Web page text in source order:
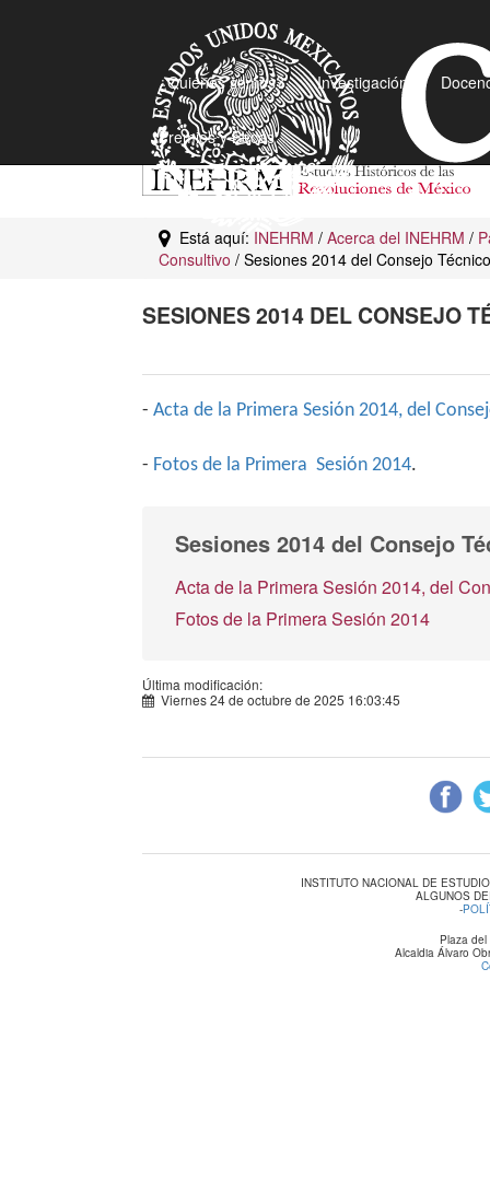
¿Quiénes somos? Investigación
Premios y Becas
Está aquí: INEHRM / Acerca del INEHRM /
Consultivo / Sesiones 2014 del Consejo
SESIONES 2014 DEL CONSEJO
- Acta de la Primera Sesión 2014, del
- Fotos de la Primera Sesión 2014.
Sesiones 2014 del Consejo
Acta de la Primera Sesión 2014, del
Fotos de la Primera Sesión 2014
Última modificación:
Viernes 24 de octubre de 2025 16:03:45
INSTITUTO NACIONAL DE
ALGUNOS
-
Plaza
Alcaldia Álvaro